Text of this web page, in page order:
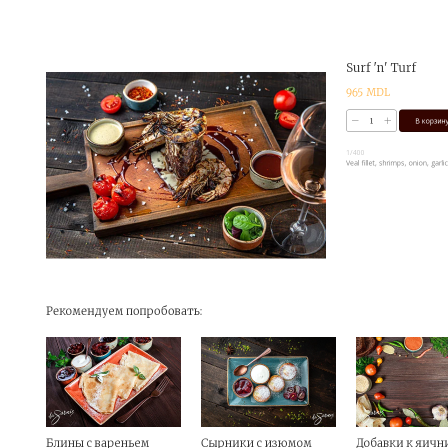
Surf 'n' Turf
965 MDL
В
1/400
Veal fillet, shrimps, onion,
Рекомендуем попробовать:
Блины с вареньем Сырники с изюмом Добавки к